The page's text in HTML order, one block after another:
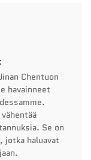
Chentuon
havainneet
Se on
jotka haluavat